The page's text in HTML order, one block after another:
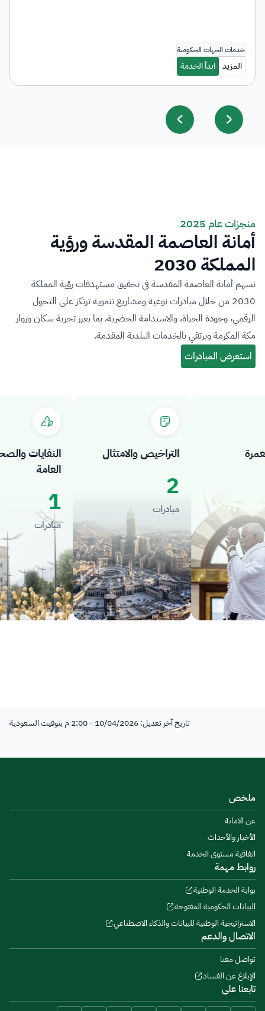
منجزات عام 2025
أمانة العاصمة المقدسة ورؤية
المملكة 2030
تسهم أمانة العاصمة المقدسة في تحقيق مستهدفات رؤية المملكة
2030 من خلال مبادرات نوعية ومشاريع تنموية ترتكز على التحول
الرقمي، وجودة الحياة، والاستدامة الحضرية، بما يعزز تجربة سكان وزوار
مكة المكرمة ويرتقي بالخدمات البلدية المقدمة.
النفايات والصحة
العامة
1
مبادرات
التراخيص والامتثال
2
مبادرات
تاريخ آخر تعديل: 10/04/2026 - 2:00 م بتوقيت السعودية
ملخص
عن الامانة
الأخبار والأحداث
اتفاقية مستوى الخدمة
روابط مهمة
بوابة الخدمة الوطنية
البيانات الحكومية المفتوحة
الاستراتيجية الوطنية للبيانات والذكاء الاصطناعي
الاتصال والدعم
تواصل معنا
الإبلاغ عن الفساد
تابعنا على